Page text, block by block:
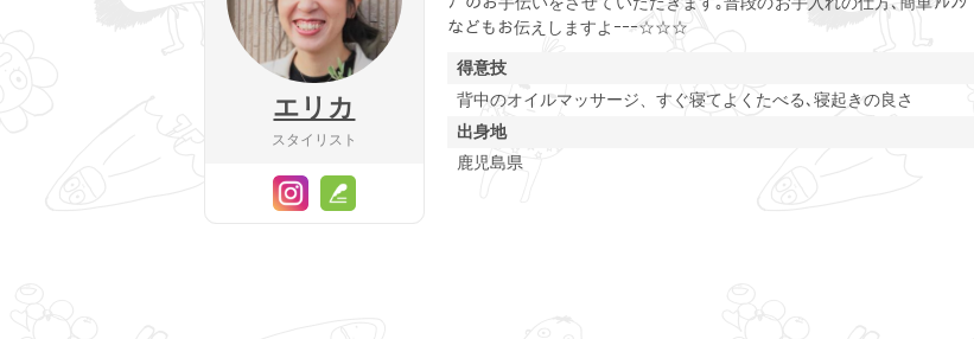
エリカ
スタイリスト
などもお伝えしますよｰｰｰ☆☆☆
得意技
背中のオイルマッサージ、すぐ寝てよくたべる､寝起きの良さ
出身地
鹿児島県